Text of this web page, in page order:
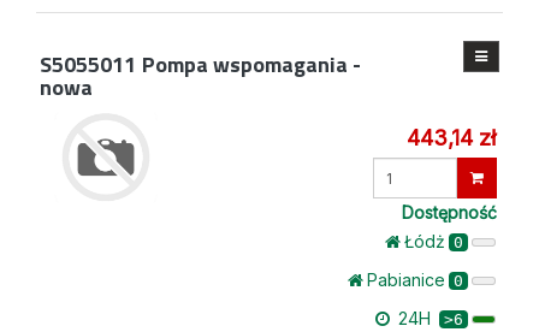
S5055011 Pompa wspomagania -
nowa
443,14 zł
Dostępność
Łódż 0
Pabianice 0
24H >6